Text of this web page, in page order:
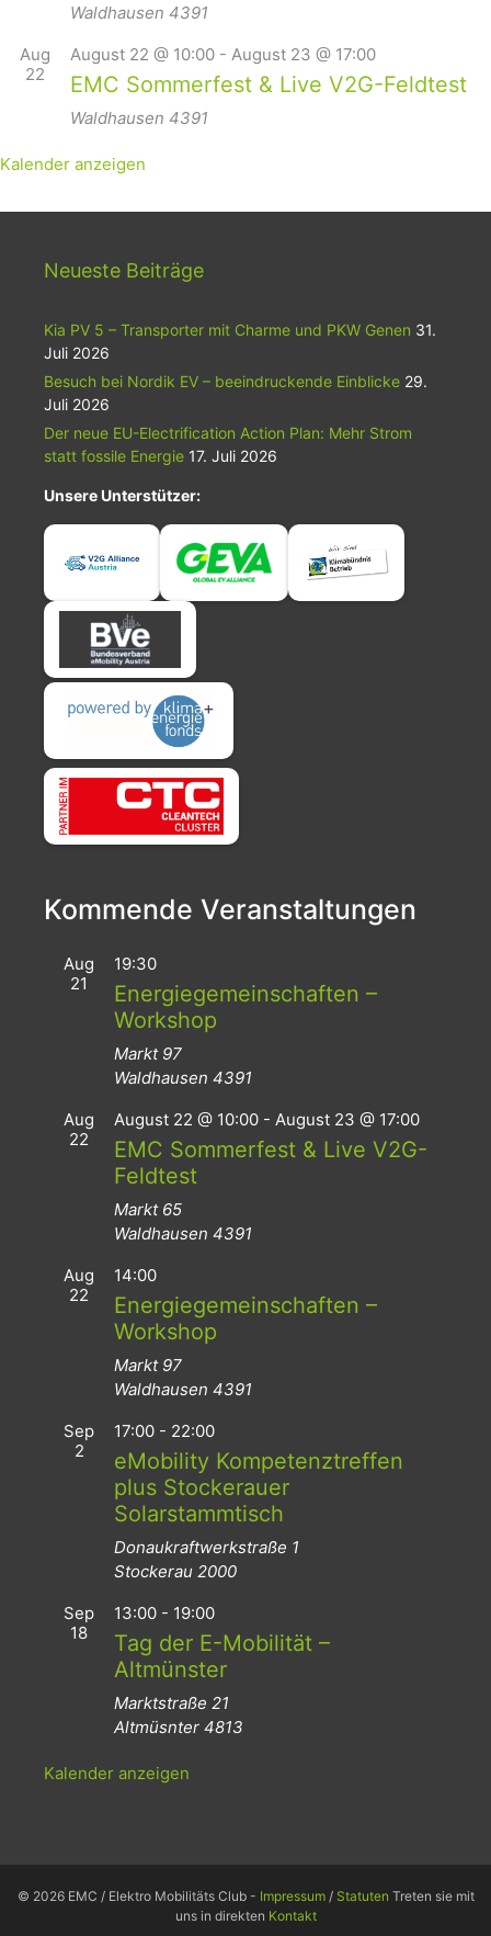
Waldhausen 4391
Aug
22
August 22 @ 10:00 - August 23 @ 17:00
EMC Sommerfest & Live V2G-Feldtest
Waldhausen 4391
Kalender anzeigen
Neueste Beiträge
Kia PV 5 – Transporter mit Charme und PKW Genen 31.
Juli 2026
Besuch bei Nordik EV – beeindruckende Einblicke 29.
Juli 2026
Der neue EU-Electrification Action Plan: Mehr Strom
statt fossile Energie 17. Juli 2026
Unsere Unterstützer:
Kommende Veranstaltungen
Aug
21
19:30
Energiegemeinschaften –
Workshop
Markt 97
Waldhausen 4391
Aug
22
August 22 @ 10:00 - August 23 @ 17:00
EMC Sommerfest & Live V2G-
Feldtest
Markt 65
Waldhausen 4391
Aug
22
14:00
Energiegemeinschaften –
Workshop
Markt 97
Waldhausen 4391
Sep
2
17:00 - 22:00
eMobility Kompetenztreffen
plus Stockerauer
Solarstammtisch
Donaukraftwerkstraße 1
Stockerau 2000
Sep
18
13:00 - 19:00
Tag der E-Mobilität –
Altmünster
Marktstraße 21
Altmüsnter 4813
Kalender anzeigen
© 2026 EMC / Elektro Mobilitäts Club - Impressum/ Statuten Treten sie mit
uns in direkten Kontakt